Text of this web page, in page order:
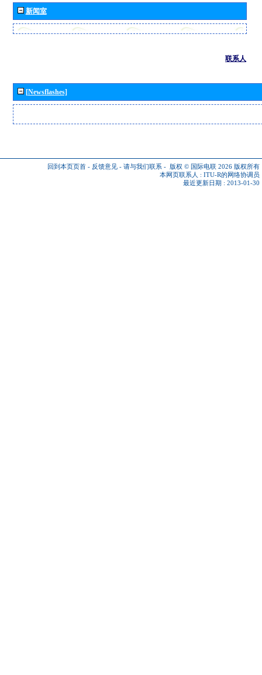
新闻室
联系人
[Newsflashes]
回到本页页首 - 反馈意见 - 请与我们联系 - 版权 © 国际电联 2026 版权所有
本网页联系人 : ITU-R的网络协调员
最近更新日期 : 2013-01-30